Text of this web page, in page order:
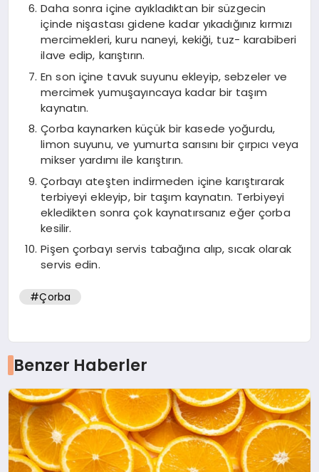
Daha sonra içine ayıkladıktan bir süzgecin
içinde nişastası gidene kadar yıkadığınız kırmızı
mercimekleri, kuru naneyi, kekiği, tuz- karabiberi
ilave edip, karıştırın.
En son içine tavuk suyunu ekleyip, sebzeler ve
mercimek yumuşayıncaya kadar bir taşım
kaynatın.
Çorba kaynarken küçük bir kasede yoğurdu,
limon suyunu, ve yumurta sarısını bir çırpıcı veya
mikser yardımı ile karıştırın.
Çorbayı ateşten indirmeden içine karıştırarak
terbiyeyi ekleyip, bir taşım kaynatın. Terbiyeyi
ekledikten sonra çok kaynatırsanız eğer çorba
kesilir.
Pişen çorbayı servis tabağına alıp, sıcak olarak
servis edin.
#Çorba
Benzer Haberler